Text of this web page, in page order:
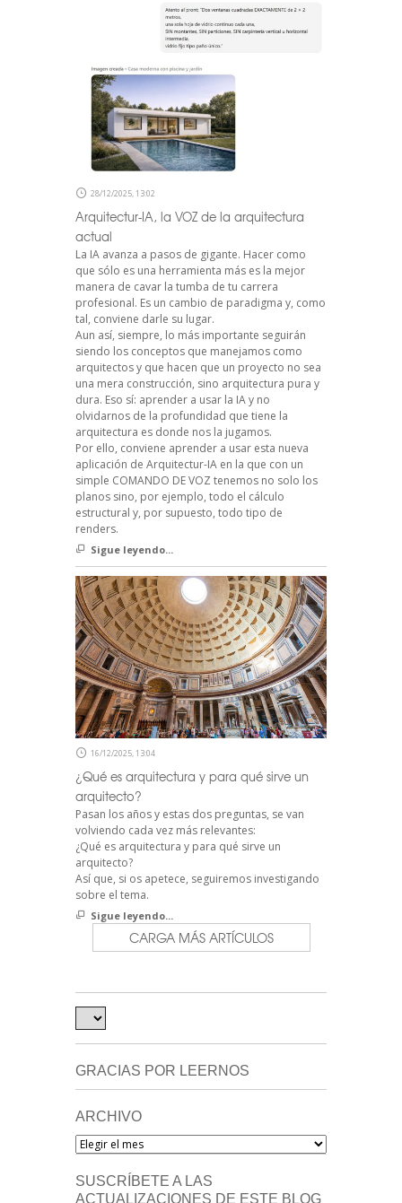
28/12/2025, 13:02
Arquitectur-IA, la VOZ de la arquitectura
actual
La IA avanza a pasos de gigante. Hacer como
que sólo es una herramienta más es la mejor
manera de cavar la tumba de tu carrera
profesional. Es un cambio de paradigma y, como
tal, conviene darle su lugar.
Aun así, siempre, lo más importante seguirán
siendo los conceptos que manejamos como
arquitectos y que hacen que un proyecto no sea
una mera construcción, sino arquitectura pura y
dura. Eso sí: aprender a usar la IA y no
olvidarnos de la profundidad que tiene la
arquitectura es donde nos la jugamos.
Por ello, conviene aprender a usar esta nueva
aplicación de Arquitectur-IA en la que con un
simple COMANDO DE VOZ tenemos no solo los
planos sino, por ejemplo, todo el cálculo
estructural y, por supuesto, todo tipo de
renders.
Sigue leyendo...
16/12/2025, 13:04
¿Qué es arquitectura y para qué sirve un
arquitecto?
Pasan los años y estas dos preguntas, se van
volviendo cada vez más relevantes:
¿Qué es arquitectura y para qué sirve un
arquitecto?
Así que, si os apetece, seguiremos investigando
sobre el tema.
Sigue leyendo...
CARGA MÁS ARTÍCULOS
GRACIAS POR LEERNOS
ARCHIVO
Archivo
SUSCRÍBETE A LAS
ACTUALIZACIONES DE ESTE BLOG